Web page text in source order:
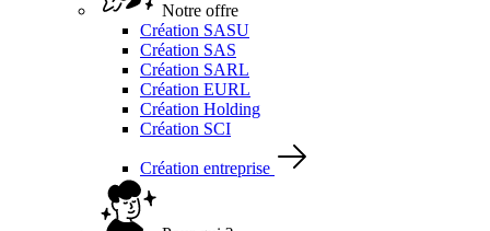
Notre offre
Création SASU
Création SAS
Création SARL
Création EURL
Création Holding
Création SCI
Création entreprise